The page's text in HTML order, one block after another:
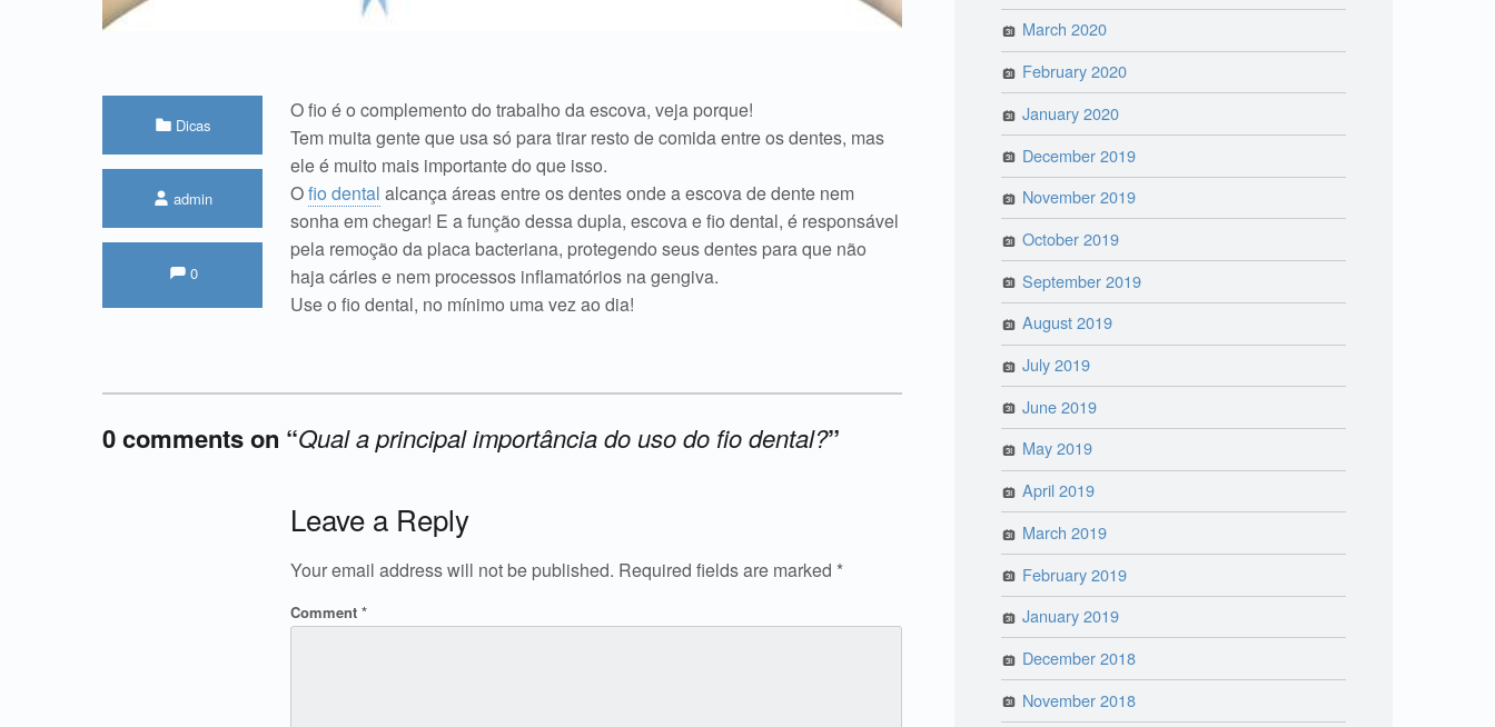
O fio é o complemento do trabalho da escova, veja porque!
Tem muita gente que usa só para tirar resto de comida entre os dentes, mas
ele é muito mais importante do que isso.
Ofio dental alcança áreas entre os dentes onde a escova de dente nem
sonha em chegar! E a função dessa dupla, escova e fio dental, é responsável
pela remoção da placa bacteriana, protegendo seus dentes para que não
haja cáries e nem processos inflamatórios na gengiva.
Use o fio dental, no mínimo uma vez ao dia!
Categorized in:
Dicas
Written by:
admin
Comments:
Comments:
0
0 comments on “Qual a principal importância do uso do fio dental?”
Add yours →
Leave a Reply
Your email address will not be published. Required fields are marked *
Comment*
March 2020
February 2020
January 2020
December 2019
November 2019
October 2019
September 2019
August 2019
July 2019
June 2019
May 2019
April 2019
March 2019
February 2019
January 2019
December 2018
November 2018